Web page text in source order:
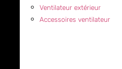
Ventilateur extérieur
Accessoires ventilateur